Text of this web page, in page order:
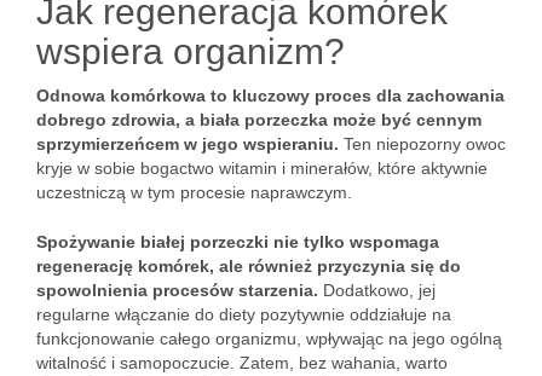
Jak regeneracja komórek
wspiera organizm?
Odnowa komórkowa to kluczowy proces dla zachowania
dobrego zdrowia, a biała porzeczka może być cennym
sprzymierzeńcem w jego wspieraniu. Ten niepozorny owoc
kryje w sobie bogactwo witamin i minerałów, które aktywnie
uczestniczą w tym procesie naprawczym.
Spożywanie białej porzeczki nie tylko wspomaga
regenerację komórek, ale również przyczynia się do
spowolnienia procesów starzenia. Dodatkowo, jej
regularne włączanie do diety pozytywnie oddziałuje na
funkcjonowanie całego organizmu, wpływając na jego ogólną
witalność i samopoczucie. Zatem, bez wahania, warto